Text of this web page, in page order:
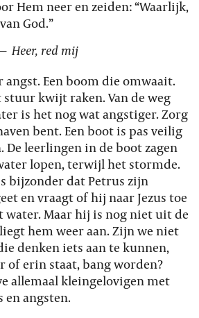
Hem neer en zeiden: “Waarlijk,
God.”
Heer, red mij
angst. Een boom die omwaait.
stuur kwijt raken. Van de weg
is het nog wat angstiger. Zorg
bent. Een boot is pas veilig
De leerlingen in de boot zagen
lopen, terwijl het stormde.
bijzonder dat Petrus zijn
en vraagt of hij naar Jezus toe
water. Maar hij is nog niet uit de
hem weer aan. Zijn we niet
denken iets aan te kunnen,
of erin staat, bang worden?
allemaal kleingelovigen met
en angsten.